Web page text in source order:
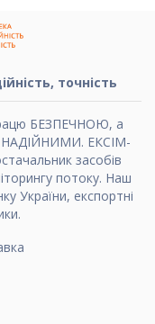
точність
БЕЗПЕЧНОЮ, а
ЕКСІМ-
засобів
потоку. Наш
України, експортні